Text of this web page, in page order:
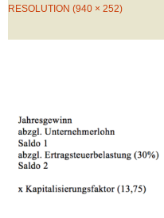
RESOLUTION (940 × 252)